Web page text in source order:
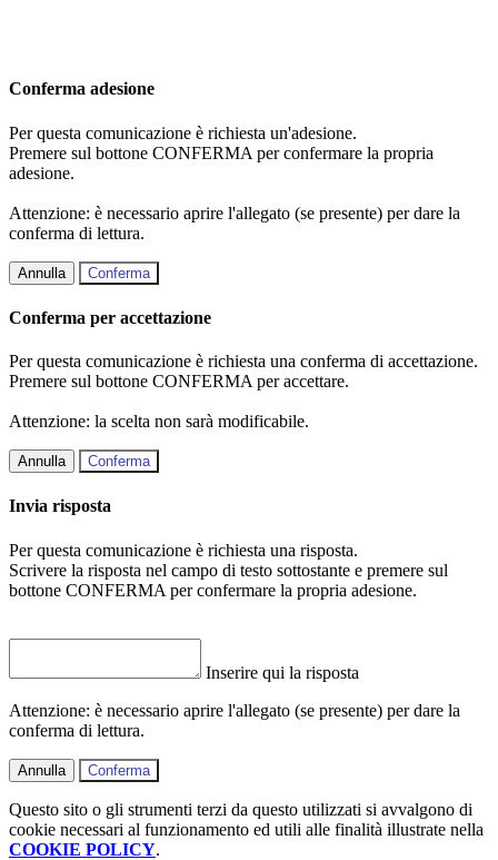
Conferma adesione
Per questa comunicazione è richiesta un'adesione.
Premere sul bottone CONFERMA per confermare la propria
adesione.
Attenzione: è necessario aprire l'allegato (se presente) per dare la
conferma di lettura.
Annulla Conferma
Conferma per accettazione
Per questa comunicazione è richiesta una conferma di accettazione.
Premere sul bottone CONFERMA per accettare.
Attenzione: la scelta non sarà modificabile.
Annulla Conferma
Invia risposta
Per questa comunicazione è richiesta una risposta.
Scrivere la risposta nel campo di testo sottostante e premere sul
bottone CONFERMA per confermare la propria adesione.
Inserire qui la risposta
Attenzione: è necessario aprire l'allegato (se presente) per dare la
conferma di lettura.
Annulla Conferma
Questo sito o gli strumenti terzi da questo utilizzati si avvalgono di
cookie necessari al funzionamento ed utili alle finalità illustrate nella
COOKIE POLICY.